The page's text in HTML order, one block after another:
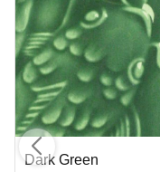
Dark Green